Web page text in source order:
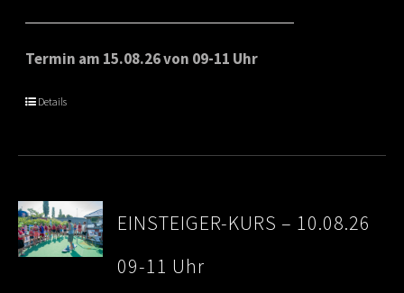
range:
€65.00
Termin am 15.08.26 von 09-11 Uhr
Details
EINSTEIGER-KURS – 10.08.26
09-11 Uhr